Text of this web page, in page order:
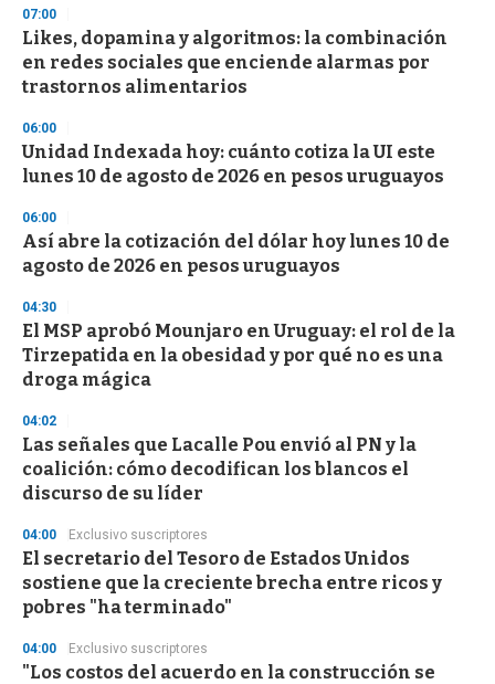
s
e
c
o
n
07:00
Likes, dopamina y algoritmos: la combinación
en redes sociales que enciende alarmas por
trastornos alimentarios
06:00
Unidad Indexada hoy: cuánto cotiza la UI este
lunes 10 de agosto de 2026 en pesos uruguayos
06:00
Así abre la cotización del dólar hoy lunes 10 de
agosto de 2026 en pesos uruguayos
04:30
El MSP aprobó Mounjaro en Uruguay: el rol de la
Tirzepatida en la obesidad y por qué no es una
droga mágica
04:02
Las señales que Lacalle Pou envió al PN y la
coalición: cómo decodifican los blancos el
discurso de su líder
04:00 Exclusivo suscriptores
El secretario del Tesoro de Estados Unidos
sostiene que la creciente brecha entre ricos y
pobres "ha terminado"
04:00 Exclusivo suscriptores
"Los costos del acuerdo en la construcción se